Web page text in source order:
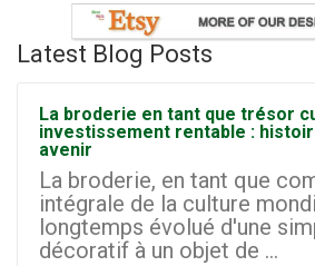
Latest Blog Posts
La broderie en tant que trésor
investissement rentable :
avenir
La broderie, en tant que
intégrale de la culture
longtemps évolué d'une
décoratif à un objet de ...